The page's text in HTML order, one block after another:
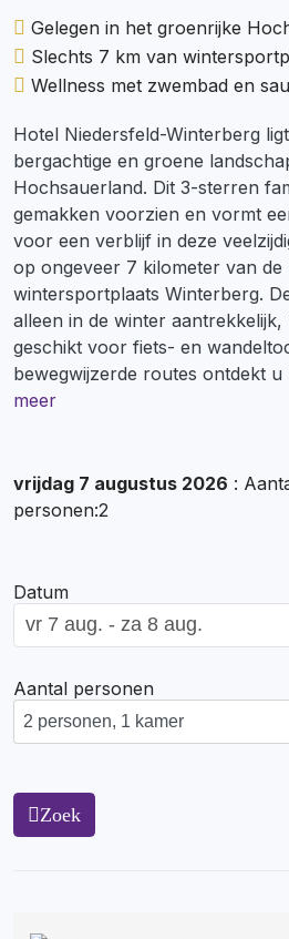
Gelegen in het groenrijke
Slechts 7 km van
Wellness met zwembad en
Hotel Niedersfeld-Winterberg
bergachtige en groene
Hochsauerland. Dit 3-sterren
gemakken voorzien en vormt
voor een verblijf in deze
op ongeveer 7 kilometer van de
wintersportplaats Winterberg.
alleen in de winter
geschikt voor fiets- en
bewegwijzerde routes ontdekt u
meer
vrijdag 7 augustus 2026 :
personen:2
Datum
Aantal personen
Zoek